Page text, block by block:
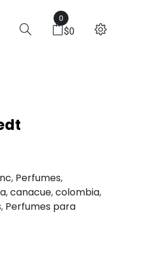
0
$0
, Perfumes,
,canacue,colombia,
, Perfumes para